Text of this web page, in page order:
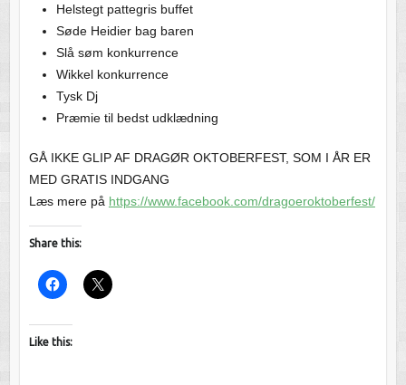
Helstegt pattegris buffet
Søde Heidier bag baren
Slå søm konkurrence
Wikkel konkurrence
Tysk Dj
Præmie til bedst udklædning
GÅ IKKE GLIP AF DRAGØR OKTOBERFEST, SOM I ÅR ER
MED GRATIS INDGANG
Læs mere på https://www.facebook.com/dragoeroktoberfest/
Share this:
Like this: